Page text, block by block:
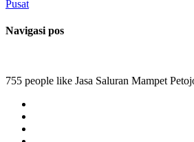
Pusat
Navigasi pos
755 people like Jasa Saluran Mampet